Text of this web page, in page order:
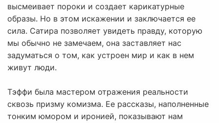
высмеивает пороки и создает карикатурные
образы. Но в этом искажении и заключается ее
сила. Сатира позволяет увидеть правду, которую
мы обычно не замечаем, она заставляет нас
задуматься о том, как устроен мир и как в нем
живут люди.
Тэффи была мастером отражения реальности
сквозь призму комизма. Ее рассказы, наполненные
тонким юмором и иронией, показывают нам